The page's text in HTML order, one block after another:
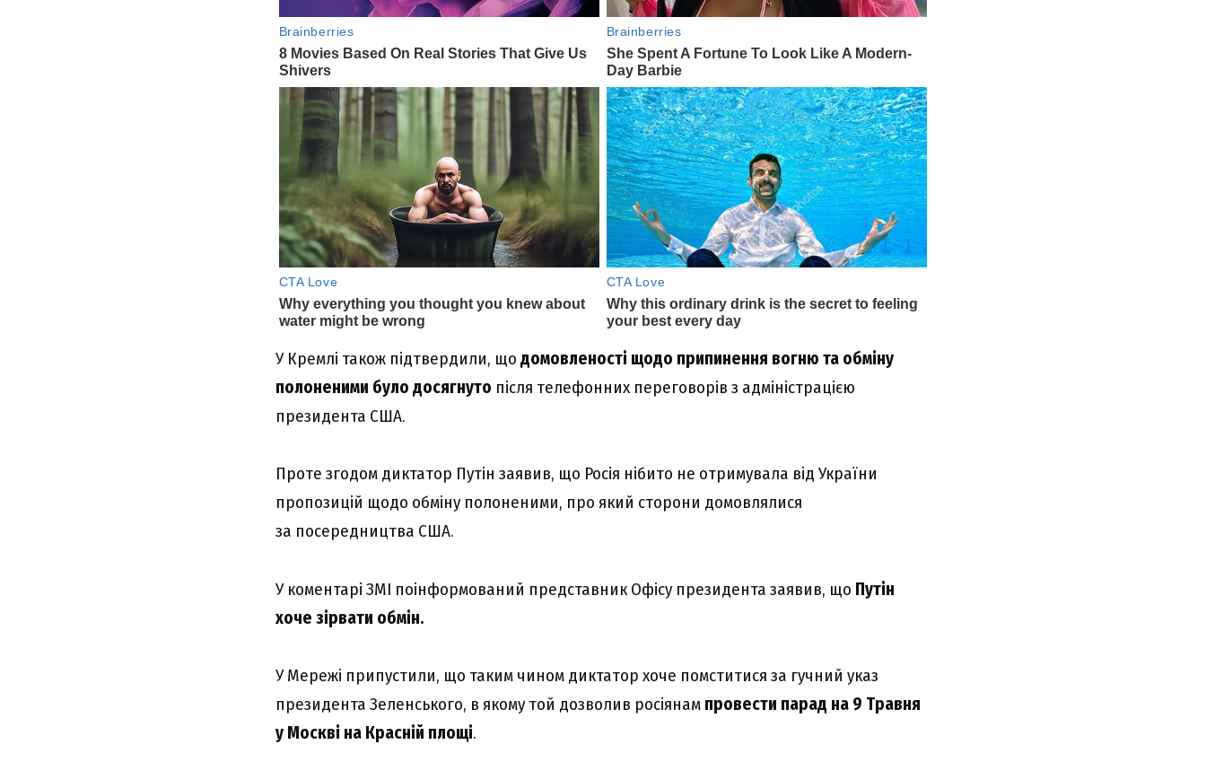
У Кремлі також підтвердили, що домовленості щодо припинення вогню та обміну
полоненими було досягнуто після телефонних переговорів з адміністрацією
президента США.
Проте згодом диктатор Путін заявив, що Росія нібито не отримувала від України
пропозицій щодо обміну полоненими, про який сторони домовлялися
за посередництва США.
У коментарі ЗМІ поінформований представник Офісу президента заявив, що Путін
хоче зірвати обмін.
У Мережі припустили, що таким чином диктатор хоче помститися за гучний указ
президента Зеленського, в якому той дозволив росіянам провести парад на 9 Травня
у Москві на Красній площі.